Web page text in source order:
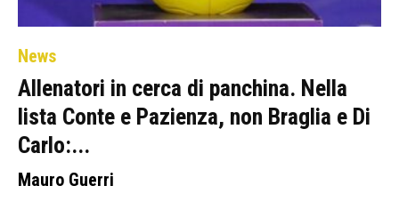
News
Allenatori in cerca di panchina. Nella
lista Conte e Pazienza, non Braglia e Di
Carlo:...
Mauro Guerri